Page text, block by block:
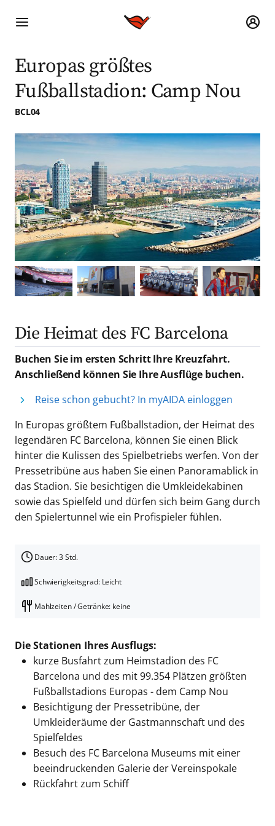
Europas größtes
Fußballstadion: Camp Nou
BCL04
Die Heimat des FC Barcelona
Buchen Sie im ersten Schritt Ihre Kreuzfahrt.
Anschließend können Sie Ihre Ausflüge buchen.
Reise schon gebucht? In myAIDA einloggen
In Europas größtem Fußballstadion, der Heimat des
legendären FC Barcelona, können Sie einen Blick
hinter die Kulissen des Spielbetriebs werfen. Von der
Pressetribüne aus haben Sie einen Panoramablick in
das Stadion. Sie besichtigen die Umkleidekabinen
sowie das Spielfeld und dürfen sich beim Gang durch
den Spielertunnel wie ein Profispieler fühlen.
Dauer: 3 Std.
Schwierigkeitsgrad: Leicht
Mahlzeiten / Getränke: keine
Die Stationen Ihres Ausflugs:
kurze Busfahrt zum Heimstadion des FC
Barcelona und des mit 99.354 Plätzen größten
Fußballstadions Europas - dem Camp Nou
Besichtigung der Pressetribüne, der
Umkleideräume der Gastmannschaft und des
Spielfeldes
Besuch des FC Barcelona Museums mit einer
beeindruckenden Galerie der Vereinspokale
Rückfahrt zum Schiff